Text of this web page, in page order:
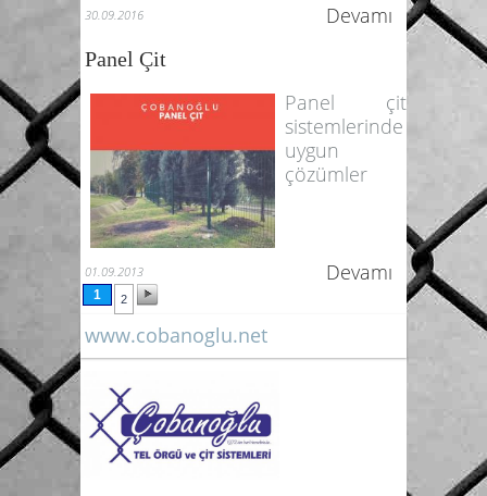
30.09.2016 Devamı
Panel Çit
Panel çit
sistemlerinde
uygun
çözümler
01.09.2013 Devamı
1 2
www.cobanoglu.net